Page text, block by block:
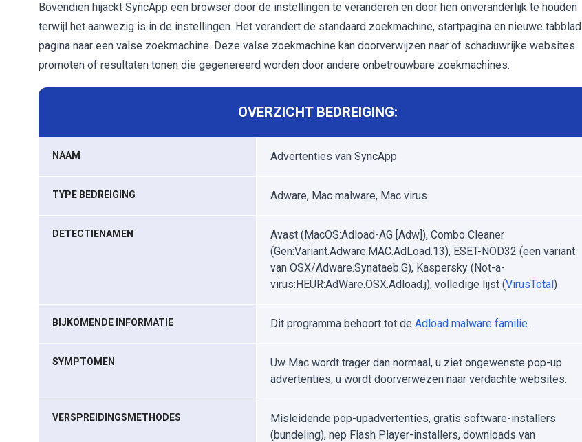
Bovendien hijackt SyncApp een browser door de instellingen te veranderen en door hen onveranderlijk te houden
terwijl het aanwezig is in de instellingen. Het verandert de standaard zoekmachine, startpagina en nieuwe tabblad
pagina naar een valse zoekmachine. Deze valse zoekmachine kan doorverwijzen naar of schaduwrijke websites
promoten of resultaten tonen die gegenereerd worden door andere onbetrouwbare zoekmachines.
OVERZICHT BEDREIGING:
NAAM Advertenties van SyncApp
TYPE BEDREIGING Adware, Mac malware, Mac virus
DETECTIENAMEN
Avast (MacOS:Adload-AG [Adw]), Combo Cleaner
(Gen:Variant.Adware.MAC.AdLoad.13), ESET-NOD32 (een variant
van OSX/Adware.Synataeb.G), Kaspersky (Not-a-
virus:HEUR:AdWare.OSX.Adload.j), volledige lijst (VirusTotal)
BIJKOMENDE INFORMATIE Dit programma behoort tot de Adload malware familie.
SYMPTOMEN
Uw Mac wordt trager dan normaal, u ziet ongewenste pop-up
advertenties, u wordt doorverwezen naar verdachte websites.
VERSPREIDINGSMETHODES
Misleidende pop-upadvertenties, gratis software-installers
(bundeling), nep Flash Player-installers, downloads van